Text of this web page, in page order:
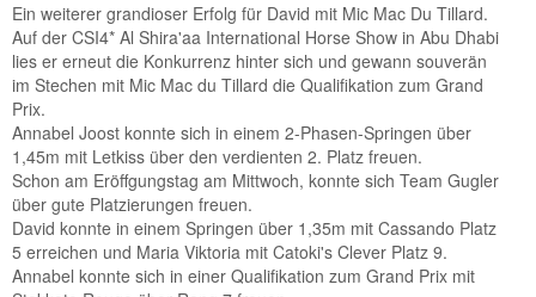
Ein weiterer grandioser Erfolg für David mit Mic Mac Du Tillard.
Auf der CSI4* Al Shira'aa International Horse Show in Abu Dhabi
lies er erneut die Konkurrenz hinter sich und gewann souverän
im Stechen mit Mic Mac du Tillard die Qualifikation zum Grand
Prix.
Annabel Joost konnte sich in einem 2-Phasen-Springen über
1,45m mit Letkiss über den verdienten 2. Platz freuen.
Schon am Eröffgungstag am Mittwoch, konnte sich Team Gugler
über gute Platzierungen freuen.
David konnte in einem Springen über 1,35m mit Cassando Platz
5 erreichen und Maria Viktoria mit Catoki's Clever Platz 9.
Annabel konnte sich in einer Qualifikation zum Grand Prix mit